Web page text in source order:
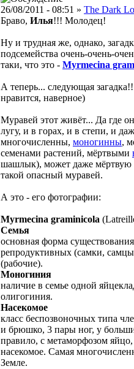
26/08/2011 - 08:51 » The Dark
Браво, Илья!!! Молодец!
Ну и трудная же, однако,
подсемейства очень-очень-
таки, что это - Myrmecina
А теперь... следующая
нравится, наверное)
Муравей этот живёт... Да где
лугу, и в горах, и в степи, и
многочисленны, моногинны,
семенами растений, мёртвыми
шашлык), может даже мёртвую
такой опасный муравей.
А это - его фотографии:
Myrmecina graminicola
Семья
основная форма
репродуктивных (самки,
(рабочие).
Моногиния
наличие в семье одной
олигогиния.
Насекомое
класс беспозвоночных типа
и брюшко, 3 пары ног, у
правило, с метаморфозом
насекомое. Самая
Земле.